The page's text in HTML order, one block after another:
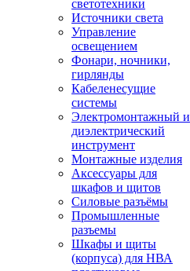
светотехники
Источники света
Управление
освещением
Фонари, ночники,
гирлянды
Кабеленесущие
системы
Электромонтажный и
диэлектрический
инструмент
Монтажные изделия
Аксессуары для
шкафов и щитов
Силовые разъёмы
Промышленные
разъемы
Шкафы и щиты
(корпуса) для НВА